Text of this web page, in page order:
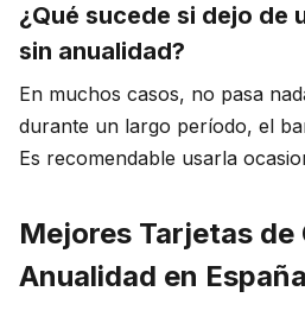
¿Qué sucede si dejo de
sin anualidad?
En muchos casos, no pasa
durante un largo período, el
Es recomendable usarla
Mejores Tarjetas de
Anualidad en